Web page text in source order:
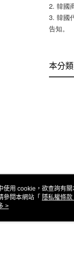
2. 韓國
3. 韓國
告知。
本分
使用 cookie，欲查詢有
參閱本網站「 隱私權條款
。
>